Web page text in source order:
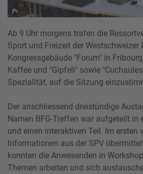
Ab 9 Uhr morgens trafen die
Sport und Freizeit der
Kongressgebäude "Forum" in
Kaffee und "Gipfeli" sowie
Spezialität, auf die Sitzung
Der anschliessend dreistündige
Namen BFG-Treffen war aufgeteilt in
und einen interaktiven Teil. Im ersten
Informationen aus der SPV
konnten die Anwesenden in
Themen arbeiten und sich